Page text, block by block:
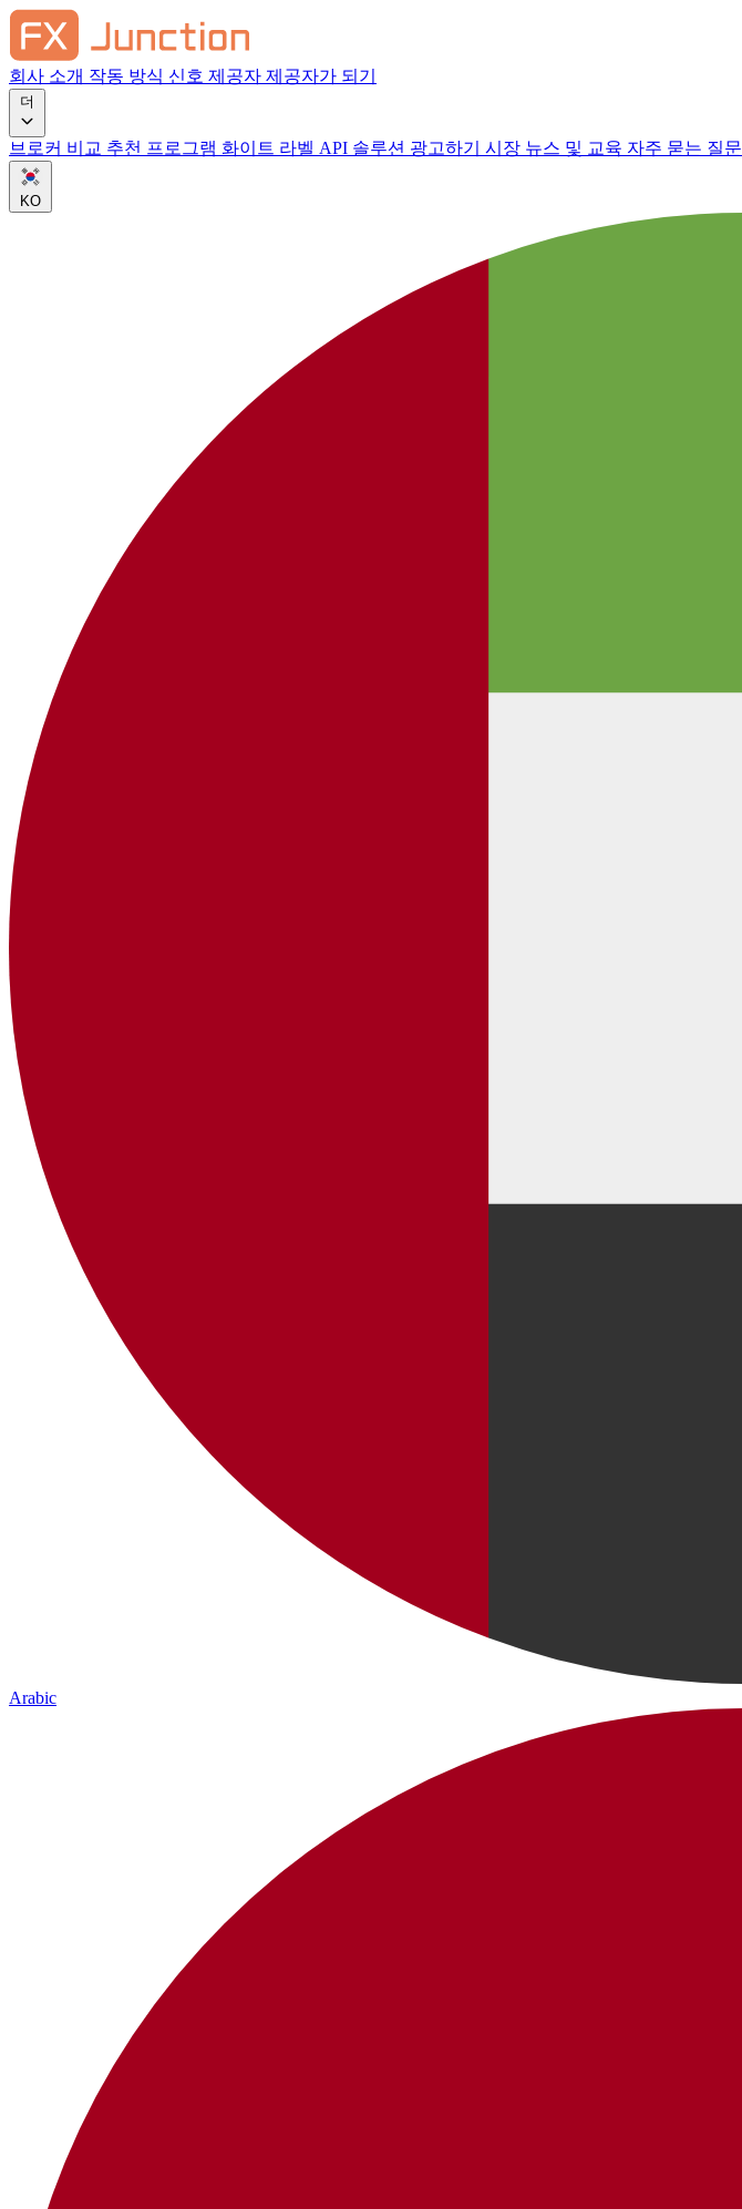
회사 소개 작동 방식 신호 제공자 제공자가 되기
브로커 비교 추천 프로그램 화이트 라벨 API 솔루션 광고하기 시장 뉴스 및 교육 자주 묻는 질문
KO
Arabic